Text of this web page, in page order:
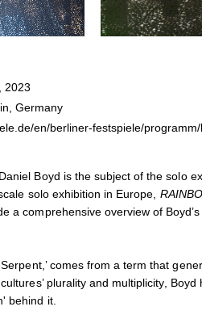
(VERSION)
2023
Germany
en/berliner-festspiele/
Boyd is the subject of the solo
solo exhibition in Europe,
a comprehensive overview of
comes from a term that
plurality and multiplicity,
behind it.